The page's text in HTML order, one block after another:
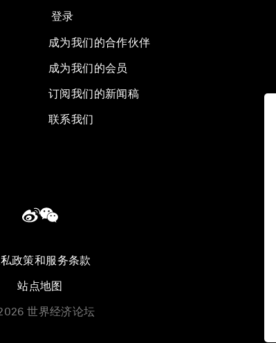
登录
成为我们的合作伙伴
成为我们的会员
订阅我们的新闻稿
联系我们
政策和服务条款
站点地图
世界经济论坛